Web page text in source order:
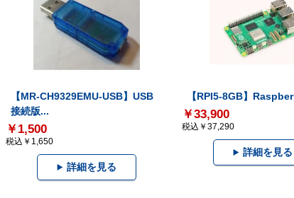
【MR-CH9329EMU-USB】USB
接続版...
￥1,500
税込￥1,650
詳細を見る
【RPI5-8GB】
￥33,900
税込￥37,290
詳細を見る